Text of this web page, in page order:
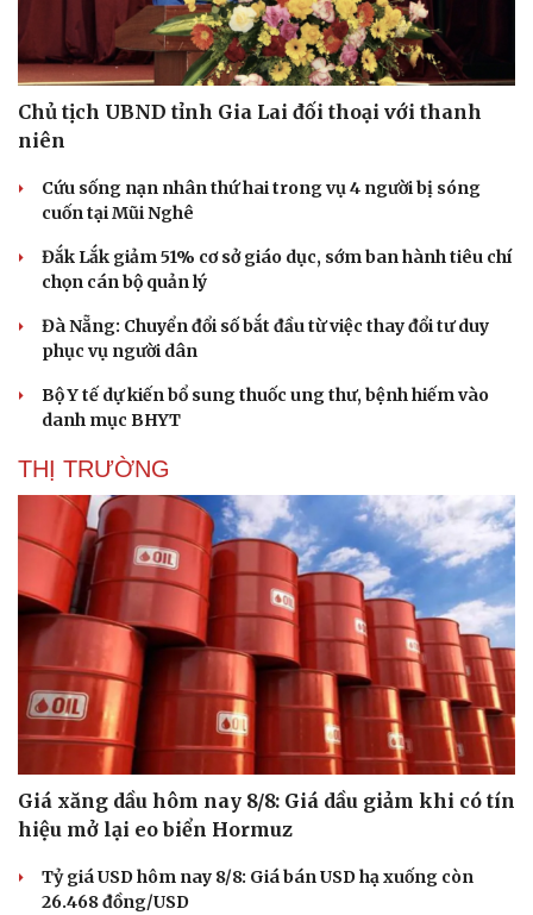
Lịch thi đấu bóng đá
Thế giới thể thao
Hậu trường
Ô tô
Xe máy
Tư vấn
Chủ tịch UBND tỉnh Gia Lai đối thoại với thanh
niên
Cứu sống nạn nhân thứ hai trong vụ 4 người bị sóng
cuốn tại Mũi Nghê
Đắk Lắk giảm 51% cơ sở giáo dục, sớm ban hành tiêu chí
chọn cán bộ quản lý
Đà Nẵng: Chuyển đổi số bắt đầu từ việc thay đổi tư duy
phục vụ người dân
Bộ Y tế dự kiến bổ sung thuốc ung thư, bệnh hiếm vào
danh mục BHYT
THỊ TRƯỜNG
Giá xăng dầu hôm nay 8/8: Giá dầu giảm khi có tín
hiệu mở lại eo biển Hormuz
Tỷ giá USD hôm nay 8/8: Giá bán USD hạ xuống còn
26.468 đồng/USD